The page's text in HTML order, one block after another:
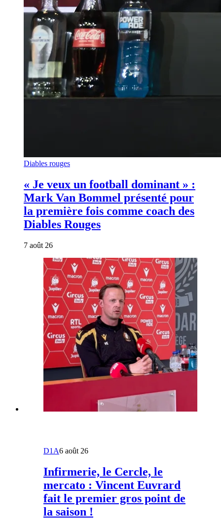
Diables rouges
« Je veux un football dominant » :
Mark Van Bommel présenté pour
la première fois comme coach des
Diables Rouges
7 août 26
D1A6 août 26
Infirmerie, le Cercle, le
mercato : Vincent Euvrard
fait le premier gros point de
la saison !